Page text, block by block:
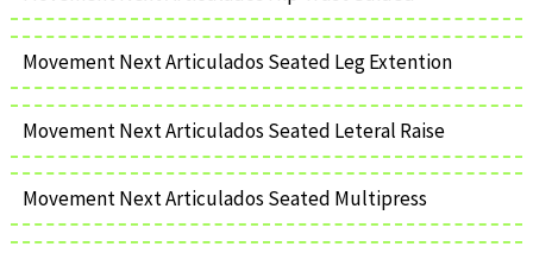
Movement Next Articulados Seated Leg Extention
Movement Next Articulados Seated Leteral Raise
Movement Next Articulados Seated Multipress